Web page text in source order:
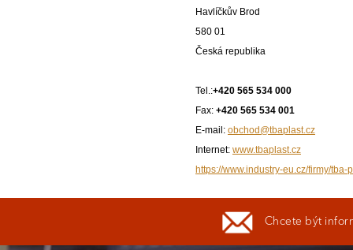
Havlíčkův Brod
580 01
Česká republika
Tel.:+420 565 534 000
Fax: +420 565 534 001
E-mail: obchod@tbaplast.cz
Internet: www.tbaplast.cz
https://www.industry-eu.cz/firmy/
Chcete být